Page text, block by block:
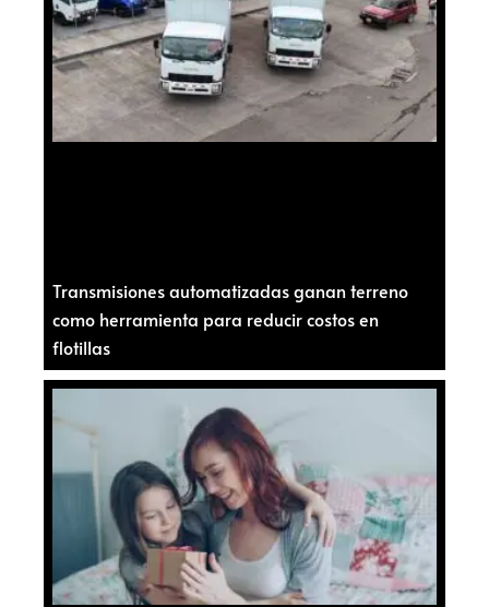
Transmisiones automatizadas ganan terreno
como herramienta para reducir costos en
flotillas